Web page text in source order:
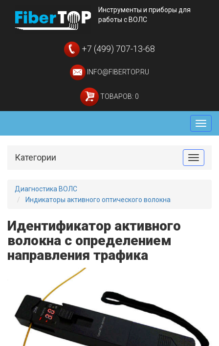
Инструменты и приборы для
работы с ВОЛС
+7 (499) 707-13-68
INFO@FIBERTOP.RU
ТОВАРОВ: 0
Меню
Toggle
Категории
Диагностика ВОЛС
Индикаторы активного оптического волокна
Идентификатор активного
волокна с определением
направления трафика